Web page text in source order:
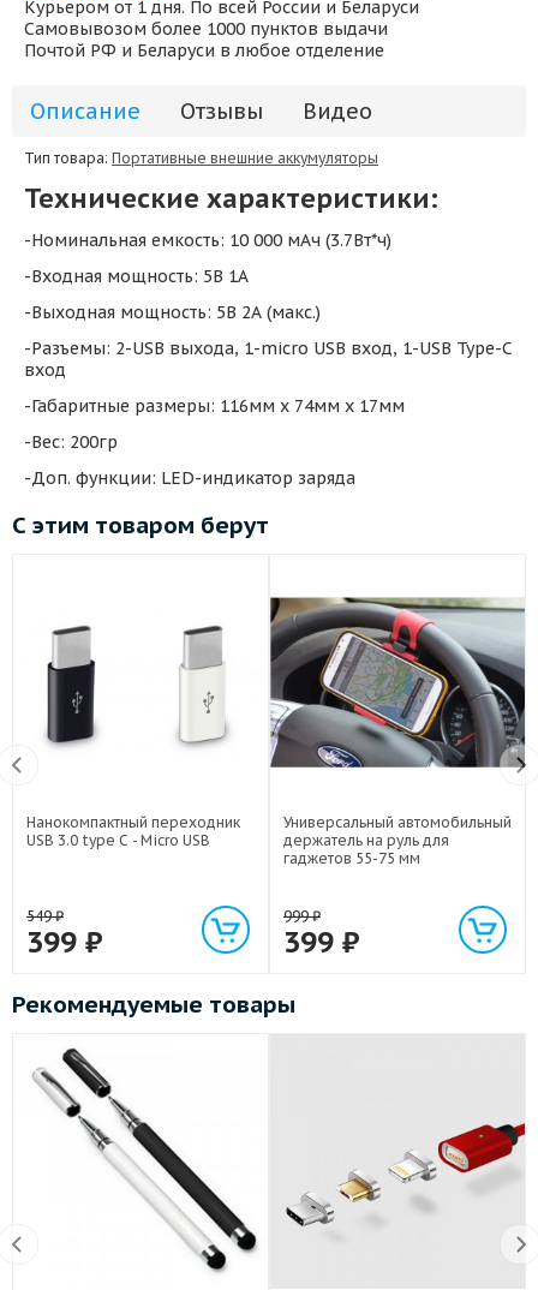
Курьером от 1 дня. По всей России и Беларуси
Самовывозом более 1000 пунктов выдачи
Почтой РФ и Беларуси в любое отделение
Описание Отзывы Видео
Тип товара: Портативные внешние аккумуляторы
Технические характеристики:
-Номинальная емкость: 10 000 мАч (3.7Вт*ч)
-Входная мощность: 5В 1А
-Выходная мощность: 5В 2А (макс.)
-Разъемы: 2-USB выхода, 1-micro USB вход, 1-USB Type-C
вход
-Габаритные размеры: 116мм х 74мм х 17мм
-Вес: 200гр
-Доп. функции: LED-индикатор заряда
С этим товаром берут
Нанокомпактный переходник
USB 3.0 type C - Micro USB
549₽
399 ₽
Универсальный автомобильный
держатель на руль для
гаджетов 55-75 мм
999₽
399 ₽
Рекомендуемые товары